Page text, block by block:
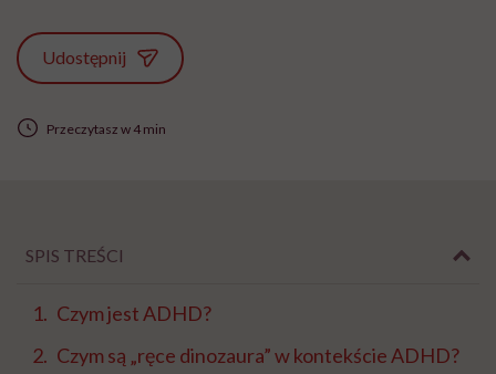
Udostępnij
Przeczytasz w 4 min
SPIS TREŚCI
Czym jest ADHD?
Czym są „ręce dinozaura” w kontekście ADHD?